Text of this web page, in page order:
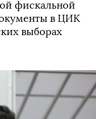
фискальной
в ЦИК
выборах